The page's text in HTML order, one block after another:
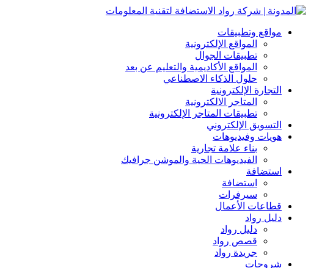
مواقع وتطبيقات
المواقع الإلكترونية
تطبيقات الجوال
المواقع الأكاديمية والتعليم عن بعد
حلول الذكاء الاصطناعي
التجارة الإلكترونية
المتاجر الالكترونية
تطبيقات المتاجر الإلكترونية
التسويق الإلكتروني
هويات وفيديوهات
بناء علامة تجارية
الفيديوهات الحية والموشن جرافيك
استضافة
استضافة
سيرفرات
قطاعات الأعمال
دليل رواد
دليل رواد
قصص رواد
جريدة رواد
شروحات